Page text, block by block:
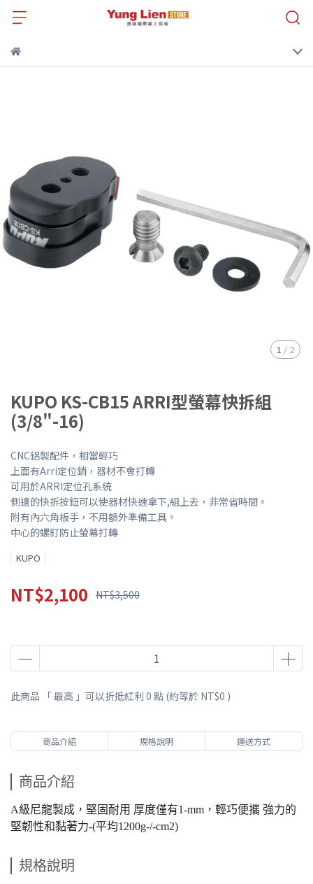
1 / 2
KUPO KS-CB15 ARRI型螢幕快拆組
(3/8"-16)
CNC鋁製配件，相當輕巧
上面有Arri定位銷，器材不會打轉
可用於ARRI定位孔系統
側邊的快拆按鈕可以使器材快速拿下,組上去，非常省時間。
附有內六角板手，不用額外準備工具。
中心的螺釘防止螢幕打轉
KUPO
NT$2,100 NT$3,500
此商品 「 最高 」可以折抵紅利 0 點 (約等於 NT$0 )
商品介紹 規格說明 運送方式
商品介紹
A級尼龍製成，堅固耐用 厚度僅有1-mm，輕巧便攜 強力的
堅韌性和黏著力-(平均1200g-/-cm2)
規格說明